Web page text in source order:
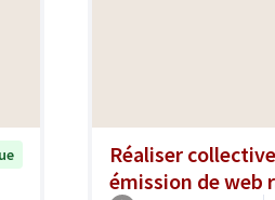
Réaliser
émission de web